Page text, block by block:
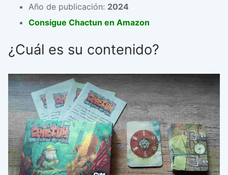
Año de publicación: 2024
Consigue Chactun en Amazon
¿Cuál es su contenido?